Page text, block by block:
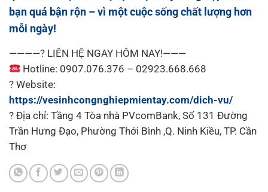
bạn quá bận rộn – vì một cuộc sống chất lượng hơn
mỗi ngày!
————? LIÊN HỆ NGAY HÔM NAY!———
Hotline: 0907.076.376 – 02923.668.668
? Website:
https://vesinhcongnghiepmientay.com/dich-vu/
? Địа сһỉ: Tầng 4 Tòa nhà PVcomBank, Số 131 Đường
Trần Hưng Đạo, Phường Thới Bình ,Q. Ninh Kiều, TP. Cần
Thơ